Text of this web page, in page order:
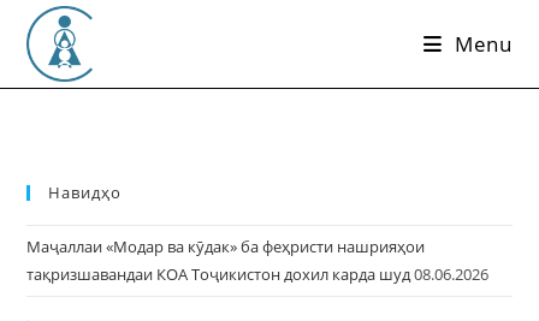
content
Menu
Навидҳо
Маҷаллаи «Модар ва кӯдак» ба феҳристи нашрияҳои
тақризшавандаи КОА Тоҷикистон дохил карда шуд08.06.2026